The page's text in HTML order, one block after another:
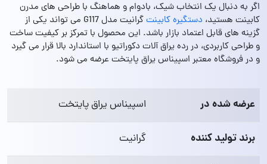
اگر به دنبال یک انتخاب شیک، بادوام و هماهنگ با طراحی‌ های مدرن
کابینت هستید، دستگیره کابینت
گرانیت مدل G117 می‌ تواند یکی از
گزینه‌ های قابل‌ اعتماد بازار باشد. این محصول با تمرکز بر کیفیت ساخت
و طراحی کاربردی، در رده یراق‌ آلات دکوراتیو با استاندارد بالا قرار می‌ گیرد
و در فروشگاه معتبر اسپیناس یراق پایتخت عرضه می‌ شود.
عرضه شده در اسپیناس یراق پایتخت
برند تولید کننده گرانیت